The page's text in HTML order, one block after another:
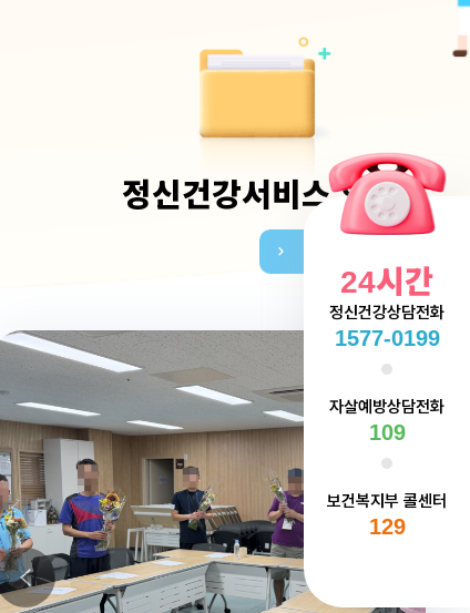
정신건강서비스 의뢰
퀵
뉴
24시간
정신건강상담전화
1577-0199
자살예방상담전화
109
보건복지부 콜센터
129